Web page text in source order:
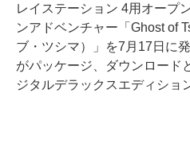
レイステーション 4用オープ
ンアドベンチャー「Ghost of
ブ・ツシマ）」を7月17日に
がパッケージ、ダウンロード
ジタルデラックスエディショ